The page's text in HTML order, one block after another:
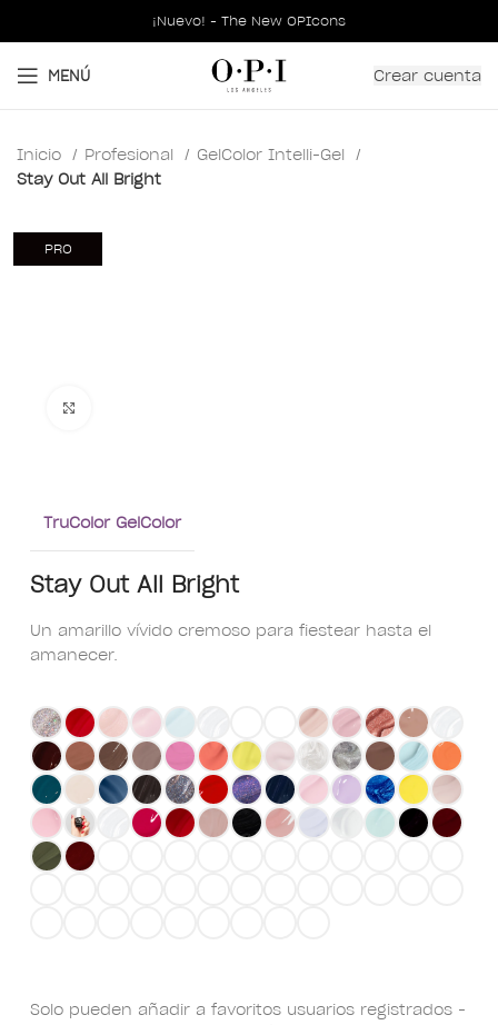
¡Nuevo! - The New OPIcons
MENÚ Crear cuenta
Inicio Profesional
GelColor Intelli-Gel
Stay Out All Bright
PRO
TruColor GelColor
Stay Out All Bright
Un amarillo vívido cremoso para fiestear hasta el
amanecer.
Solo pueden añadir a favoritos usuarios registrados -